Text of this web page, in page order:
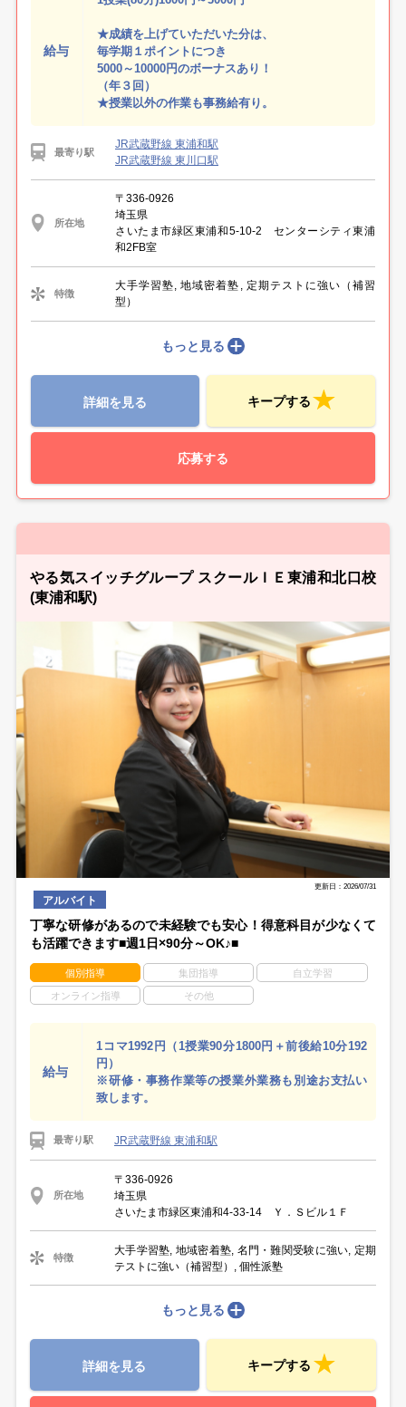
給与
★成績を上げていただいた分は、
毎学期１ポイントにつき
5000～10000円のボーナスあり！
（年３回）
★授業以外の作業も事務給有り。
最寄り駅
JR武蔵野線 東浦和駅
JR武蔵野線 東川口駅
所在地
〒336-0926
埼玉県
さいたま市緑区東浦和5-10-2 センターシティ東浦
和2FB室
特徴
大手学習塾, 地域密着塾, 定期テストに強い（補習
型）
もっと見る
詳細を見る キープする
応募する
やる気スイッチグループ スクールＩＥ東浦和北口校
(東浦和駅)
更新日：2026/07/31
アルバイト
丁寧な研修があるので未経験でも安心！得意科目が少なくて
も活躍できます■週1日×90分～OK♪■
個別指導 集団指導 自立学習
オンライン指導 その他
給与
1コマ1992円（1授業90分1800円＋前後給10分192
円）
※研修・事務作業等の授業外業務も別途お支払い
致します。
最寄り駅 JR武蔵野線 東浦和駅
所在地
〒336-0926
埼玉県
さいたま市緑区東浦和4-33-14 Ｙ．Ｓビル１Ｆ
特徴
大手学習塾, 地域密着塾, 名門・難関受験に強い, 定期
テストに強い（補習型）, 個性派塾
もっと見る
詳細を見る キープする